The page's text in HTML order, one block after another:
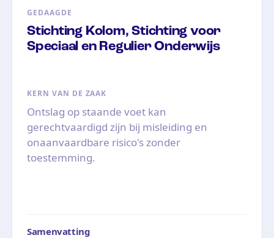
GEDAAGDE
Stichting Kolom, Stichting voor
Speciaal en Regulier Onderwijs
KERN VAN DE ZAAK
Ontslag op staande voet kan
gerechtvaardigd zijn bij misleiding en
onaanvaardbare risico's zonder
toestemming.
Samenvatting